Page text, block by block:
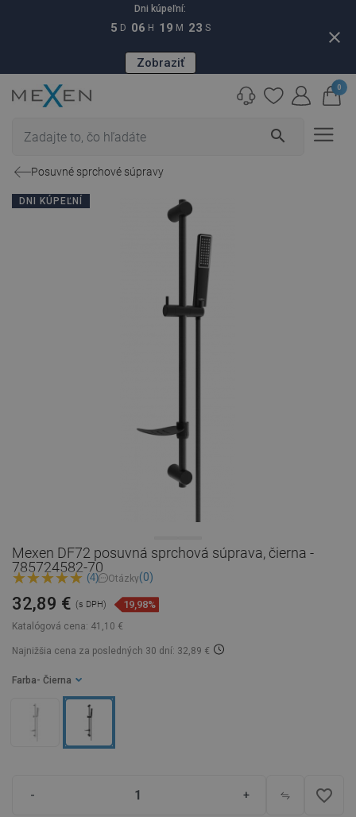
Dni kúpeľní:
5 D 06 H 19 M 22 S
Zobraziť
close
search
0
Posuvné sprchové súpravy
DNI KÚPEĽNÍ
Mexen DF72 posuvná sprchová súprava, čierna -
785724582-70
(4) Otázky(0)
Katalógová cena: 41,10 €
32,89 € (s DPH) 19,98%
Najnižšia cena za posledných 30 dní: 32,89 €
Farba - Čierna
- + favorite_border